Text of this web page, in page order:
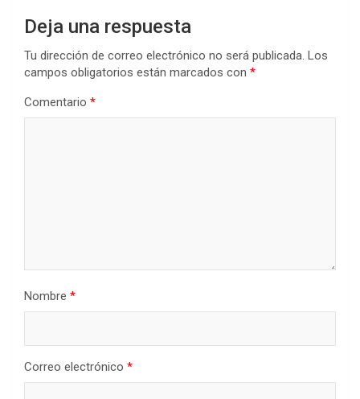
Deja una respuesta
Tu dirección de correo electrónico no será publicada. Los
campos obligatorios están marcados con *
Comentario *
Nombre *
Correo electrónico *